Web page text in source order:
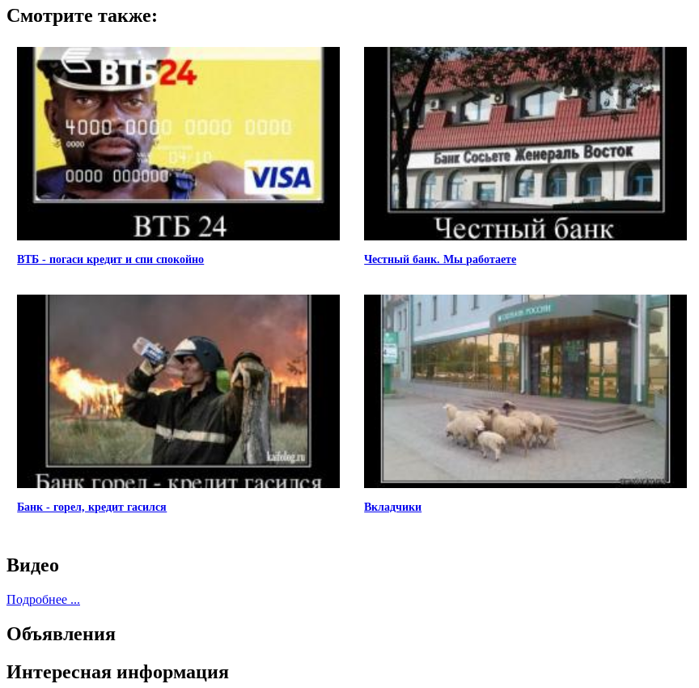
Смотрите также:
ВТБ - погаси кредит и спи спокойно Честный банк. Мы работаете
Банк - горел, кредит гасился Вкладчики
Видео
Подробнее ...
Объявления
Интересная информация